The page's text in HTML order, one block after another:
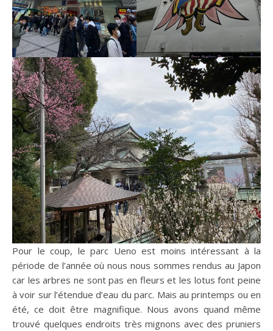
Pour le coup, le parc Ueno est moins intéressant à la
période de l’année où nous nous sommes rendus au Japon
car les arbres ne sont pas en fleurs et les lotus font peine
à voir sur l’étendue d’eau du parc. Mais au printemps ou en
été, ce doit être magnifique. Nous avons quand même
trouvé quelques endroits très mignons avec des pruniers